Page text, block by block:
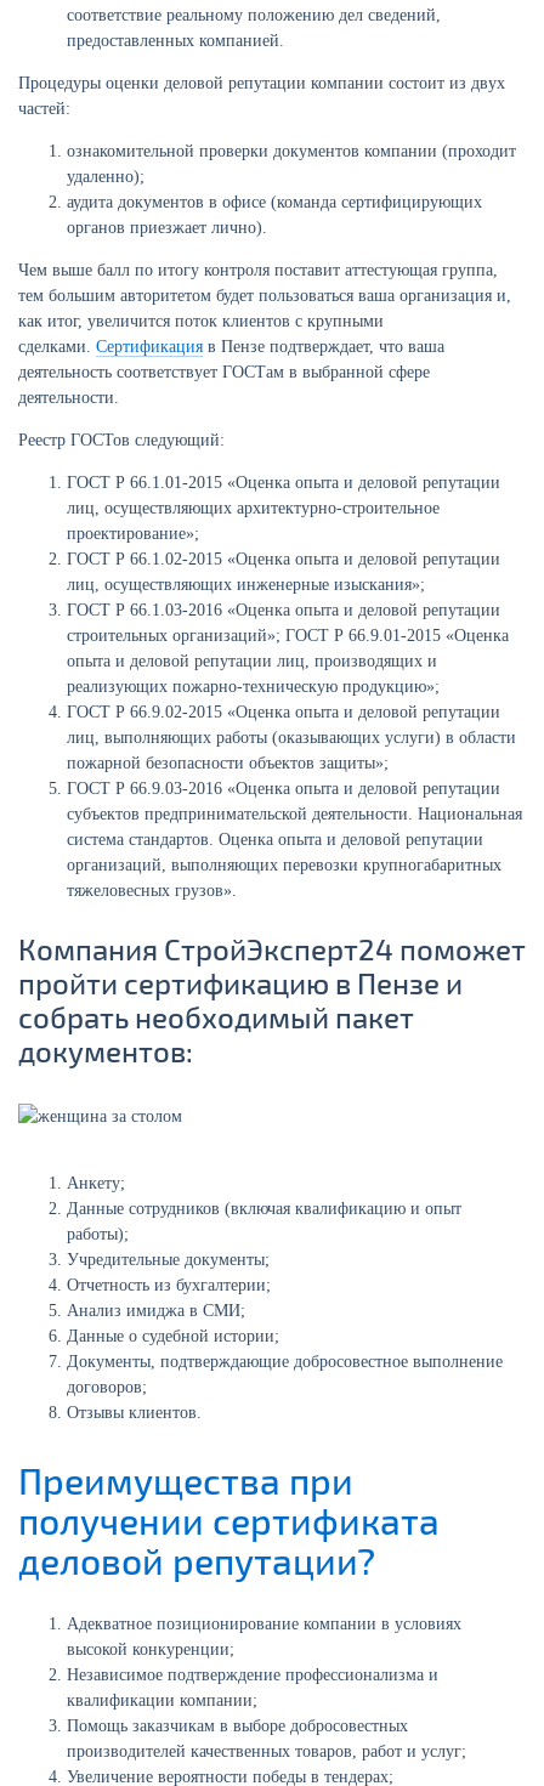
соответствие реальному положению дел сведений,
предоставленных компанией.
Процедуры оценки деловой репутации компании состоит из двух
частей:
ознакомительной проверки документов компании (проходит
удаленно);
аудита документов в офисе (команда сертифицирующих
органов приезжает лично).
Чем выше балл по итогу контроля поставит аттестующая группа,
тем большим авторитетом будет пользоваться ваша организация и,
как итог, увеличится поток клиентов с крупными
сделками. Сертификация в Пензе подтверждает, что ваша
деятельность соответствует ГОСТам в выбранной сфере
деятельности.
Реестр ГОСТов следующий:
ГОСТ Р 66.1.01-2015 «Оценка опыта и деловой репутации
лиц, осуществляющих архитектурно-строительное
проектирование»;
ГОСТ Р 66.1.02-2015 «Оценка опыта и деловой репутации
лиц, осуществляющих инженерные изыскания»;
ГОСТ Р 66.1.03-2016 «Оценка опыта и деловой репутации
строительных организаций»; ГОСТ Р 66.9.01-2015 «Оценка
опыта и деловой репутации лиц, производящих и
реализующих пожарно-техническую продукцию»;
ГОСТ Р 66.9.02-2015 «Оценка опыта и деловой репутации
лиц, выполняющих работы (оказывающих услуги) в области
пожарной безопасности объектов защиты»;
ГОСТ Р 66.9.03-2016 «Оценка опыта и деловой репутации
субъектов предпринимательской деятельности. Национальная
система стандартов. Оценка опыта и деловой репутации
организаций, выполняющих перевозки крупногабаритных
тяжеловесных грузов».
Компания СтройЭксперт24 поможет
пройти сертификацию в Пензе и
собрать необходимый пакет
документов:
Анкету;
Данные сотрудников (включая квалификацию и опыт
работы);
Учредительные документы;
Отчетность из бухгалтерии;
Анализ имиджа в СМИ;
Данные о судебной истории;
Документы, подтверждающие добросовестное выполнение
договоров;
Отзывы клиентов.
Преимущества при
получении сертификата
деловой репутации?
Адекватное позиционирование компании в условиях
высокой конкуренции;
Независимое подтверждение профессионализма и
квалификации компании;
Помощь заказчикам в выборе добросовестных
производителей качественных товаров, работ и услуг;
Увеличение вероятности победы в тендерах;